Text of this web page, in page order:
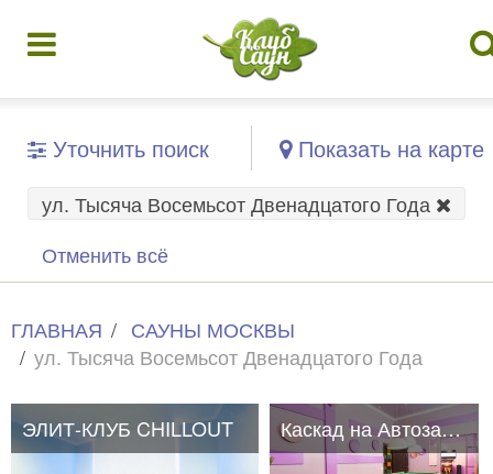
Уточнить поиск Показать на карте
ул. Тысяча Восемьсот Двенадцатого Года
Отменить всё
ГЛАВНАЯ
САУНЫ МОСКВЫ
ул. Тысяча Восемьсот Двенадцатого Года
ЭЛИТ-КЛУБ CHILLOUT Каскад на Автозаводской